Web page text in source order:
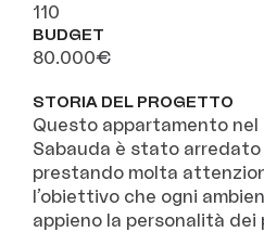
110
BUDGET
80.000€
STORIA DEL PROGETTO
Questo appartamento
Sabauda è stato arredato
prestando molta
l’obiettivo che ogni
appieno la personalità dei